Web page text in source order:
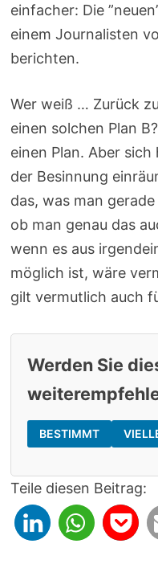
einfacher: Die
einem Journalisten
berichten.
Wer weiß … Zurück
einen solchen Plan
einen Plan. Aber
der Besinnung
das, was man
ob man genau das
wenn es aus
möglich ist, wäre
gilt vermutlich auch
Werden Sie
BESTIMMT
Teile diesen Beitrag: